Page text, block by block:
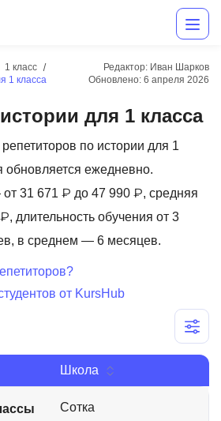
1 класс
1 класса
Редактор: Иван Шарков
Обновлено: 6 апреля 2026
для 1 класса
по истории для 1
ежедневно.
31 671 ₽ до 47 990 ₽, средняя
длительность обучения от 3
в среднем — 6 месяцев.
от KursHub
Школа
Сотка